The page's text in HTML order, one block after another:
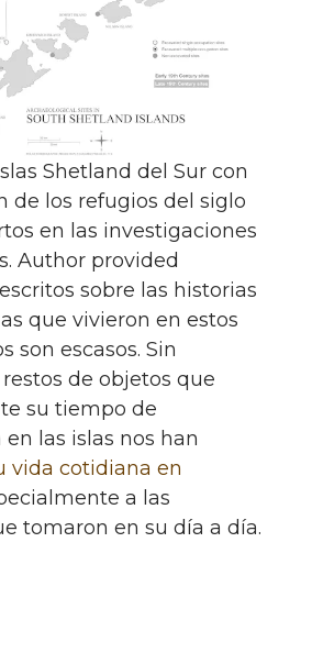
Shetland del Sur con
de los refugios del siglo
en las investigaciones
Author provided
sobre las historias
que vivieron en estos
son escasos. Sin
de objetos que
su tiempo de
las islas nos han
vida cotidiana en
a las
tomaron en su día a día.